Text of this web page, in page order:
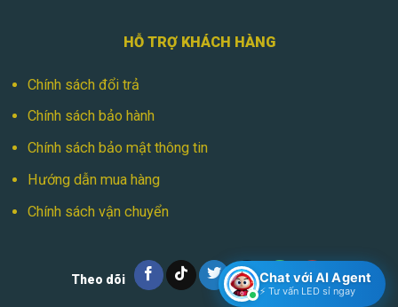
HỖ TRỢ KHÁCH HÀNG
Chính sách đổi trả
Chính sách bảo hành
Chính sách bảo mật thông tin
Hướng dẫn mua hàng
Chính sách vận chuyển
Theo dõi Chat với AI Agent
⚡ Tư vấn LED sỉ ngay